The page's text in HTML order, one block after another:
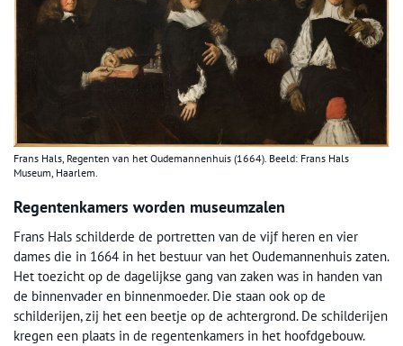
Frans Hals, Regenten van het Oudemannenhuis (1664). Beeld: Frans Hals
Museum, Haarlem.
Regentenkamers worden museumzalen
Frans Hals schilderde de portretten van de vijf heren en vier
dames die in 1664 in het bestuur van het Oudemannenhuis zaten.
Het toezicht op de dagelijkse gang van zaken was in handen van
de binnenvader en binnenmoeder. Die staan ook op de
schilderijen, zij het een beetje op de achtergrond. De schilderijen
kregen een plaats in de regentenkamers in het hoofdgebouw.